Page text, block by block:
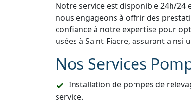
Notre service est disponible 24h/
nous engageons à offrir des
confiance à notre expertise pour
usées à Saint-Fiacre, assurant
Nos Services
Installation de pompes de
service.